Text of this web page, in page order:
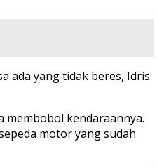
ada yang tidak beres, Idris
membobol kendaraannya.
motor yang sudah